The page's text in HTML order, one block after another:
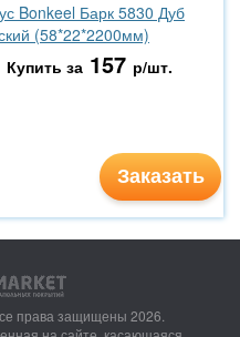
Bonkeel Барк 5830 Дуб
(58*22*2200мм)
Купить за 157 р/шт.
Заказать
права защищены 2026.